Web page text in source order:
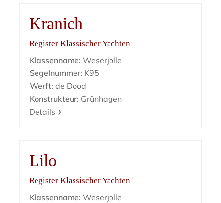
Kranich
Register Klassischer Yachten
Klassenname: Weserjolle
Segelnummer: K95
Werft: de Dood
Konstrukteur: Grünhagen
Details
Lilo
Register Klassischer Yachten
Klassenname: Weserjolle